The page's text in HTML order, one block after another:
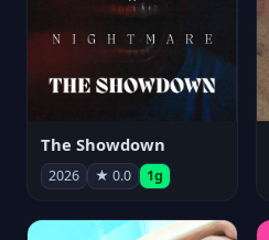
The Showdown
2026 ★ 0.0 1g